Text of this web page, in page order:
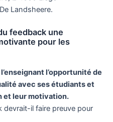
Landsheere.
feedback une
pour les
l’opportunité de
avec ses étudiants et
et leur motivation.
devrait-il faire preuve pour